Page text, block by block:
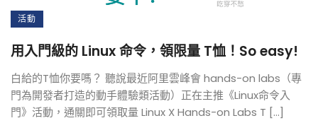
活動
用入門級的 Linux 命令，領限量 T恤！So easy!
白給的T恤你要嗎？ 聽說最近阿里雲峰會 hands-on labs（專
門為開發者打造的動手體驗類活動）正在主推《Linux命令入
門》活動，通關即可領取量 Linux X Hands-on Labs T […]